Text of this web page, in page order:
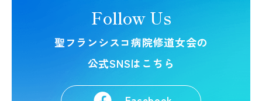
Follow Us
聖フランシスコ病院修道女会の
公式SNSはこちら